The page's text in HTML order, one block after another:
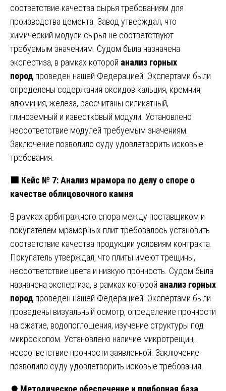
соответствие качества сырья требованиям для
производства цемента. Завод утверждал, что
химический модули сырья не соответствуют
требуемым значениям. Судом была назначена
экспертиза, в рамках которой анализ горных
пород проведен нашей Федерацией. Экспертами были
определены содержания оксидов кальция, кремния,
алюминия, железа, рассчитаны силикатный,
глиноземный и известковый модули. Установлено
несоответствие модулей требуемым значениям.
Заключение позволило суду удовлетворить исковые
требования.
🟩 Кейс № 7: Анализ мрамора по делу о споре о
качестве облицовочного камня
В рамках арбитражного спора между поставщиком и
покупателем мраморных плит требовалось установить
соответствие качества продукции условиям контракта.
Покупатель утверждал, что плиты имеют трещины,
несоответствие цвета и низкую прочность. Судом была
назначена экспертиза, в рамках которой анализ горных
пород проведен нашей Федерацией. Экспертами были
проведены визуальный осмотр, определение прочности
на сжатие, водопоглощения, изучение структуры под
микроскопом. Установлено наличие микротрещин,
несоответствие прочности заявленной. Заключение
позволило суду удовлетворить исковые требования.
⏺️ Методическое обеспечение и приборная база